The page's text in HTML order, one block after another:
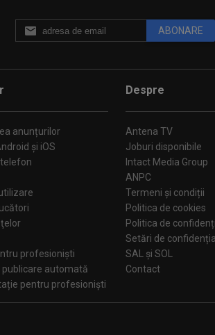
ABONARE
anunțurilor
și iOS
profesioniști
publicare automată
pentru profesioniști
Despre
Antena TV
Joburi disponibile
Intact Media Group
ANPC
Termeni și condiții
Politica de cookies
Politica de
Setări de
SAL și SOL
Contact